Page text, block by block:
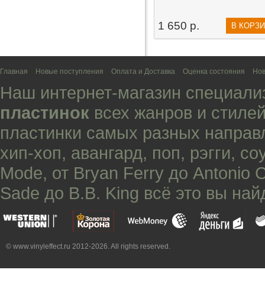
1 650 р. В
Главная Новые поступления Оплата и Доставка Оценка состояния
Наш интернет-магазин
пластинок всех жанров и
пластинки самых разных
хип-хоп, авангард, поп, рэгги,
Mode, от Bryan Ferry до Antonio
Sade до B.B. King всё это вы
© www.vinyleffect.ru 2012-2026. All rights reserved.